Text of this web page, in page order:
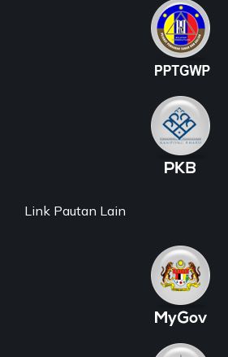
Link Pautan Lain